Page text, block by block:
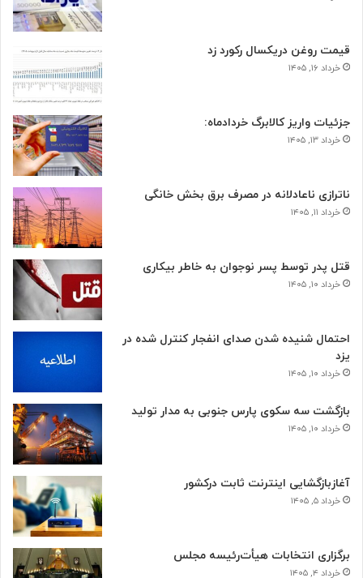
قیمت روغن دریکسال رکورد زد
خرداد ۱۶, ۱۴۰۵
جزئیات واریز کالابرگ خردادماه:
خرداد ۱۳, ۱۴۰۵
ناترازی ناعادلانه در مصرف برق بخش خانگی
خرداد ۱۱, ۱۴۰۵
قتل پدر توسط پسر نوجوان به خاطر بیکاری
خرداد ۱۰, ۱۴۰۵
احتمال شنیده شدن صدای انفجار کنترل شده در
یزد
خرداد ۱۰, ۱۴۰۵
بازگشت سه سکوی پارس جنوبی به مدار تولید
خرداد ۱۰, ۱۴۰۵
آغازبازگشایی اینترنت ثابت درکشور
خرداد ۵, ۱۴۰۵
برگزاری انتخابات هیأت‌رئیسه مجلس
خرداد ۴, ۱۴۰۵